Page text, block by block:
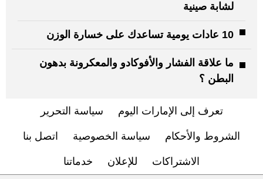
لشابة صينية
10 عادات يومية تساعدك على خسارة الوزن
ما علاقة الفشار والأفوكادو والمعكرونة بدهون
البطن ؟
تعرف إلى الإمارات اليوم سياسة التحرير
الشروط والأحكام سياسة الخصوصية اتصل بنا
الاشتراكات للإعلان خدماتنا